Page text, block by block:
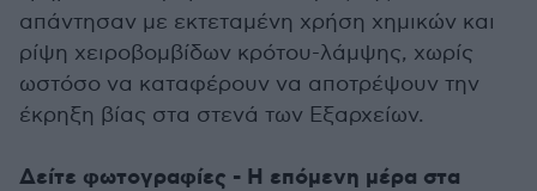
απάντησαν με εκτεταμένη χρήση χημικών και
ρίψη χειροβομβίδων κρότου-λάμψης, χωρίς
ωστόσο να καταφέρουν να αποτρέψουν την
έκρηξη βίας στα στενά των Εξαρχείων.
Δείτε φωτογραφίες - Η επόμενη μέρα στα